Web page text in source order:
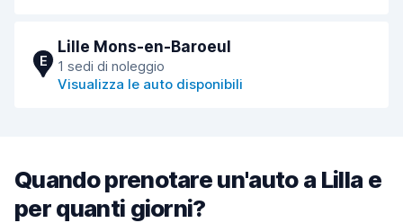
E
Lille Mons-en-Baroeul
1 sedi di noleggio
Visualizza le auto disponibili
Quando prenotare un'auto a Lilla e
per quanti giorni?